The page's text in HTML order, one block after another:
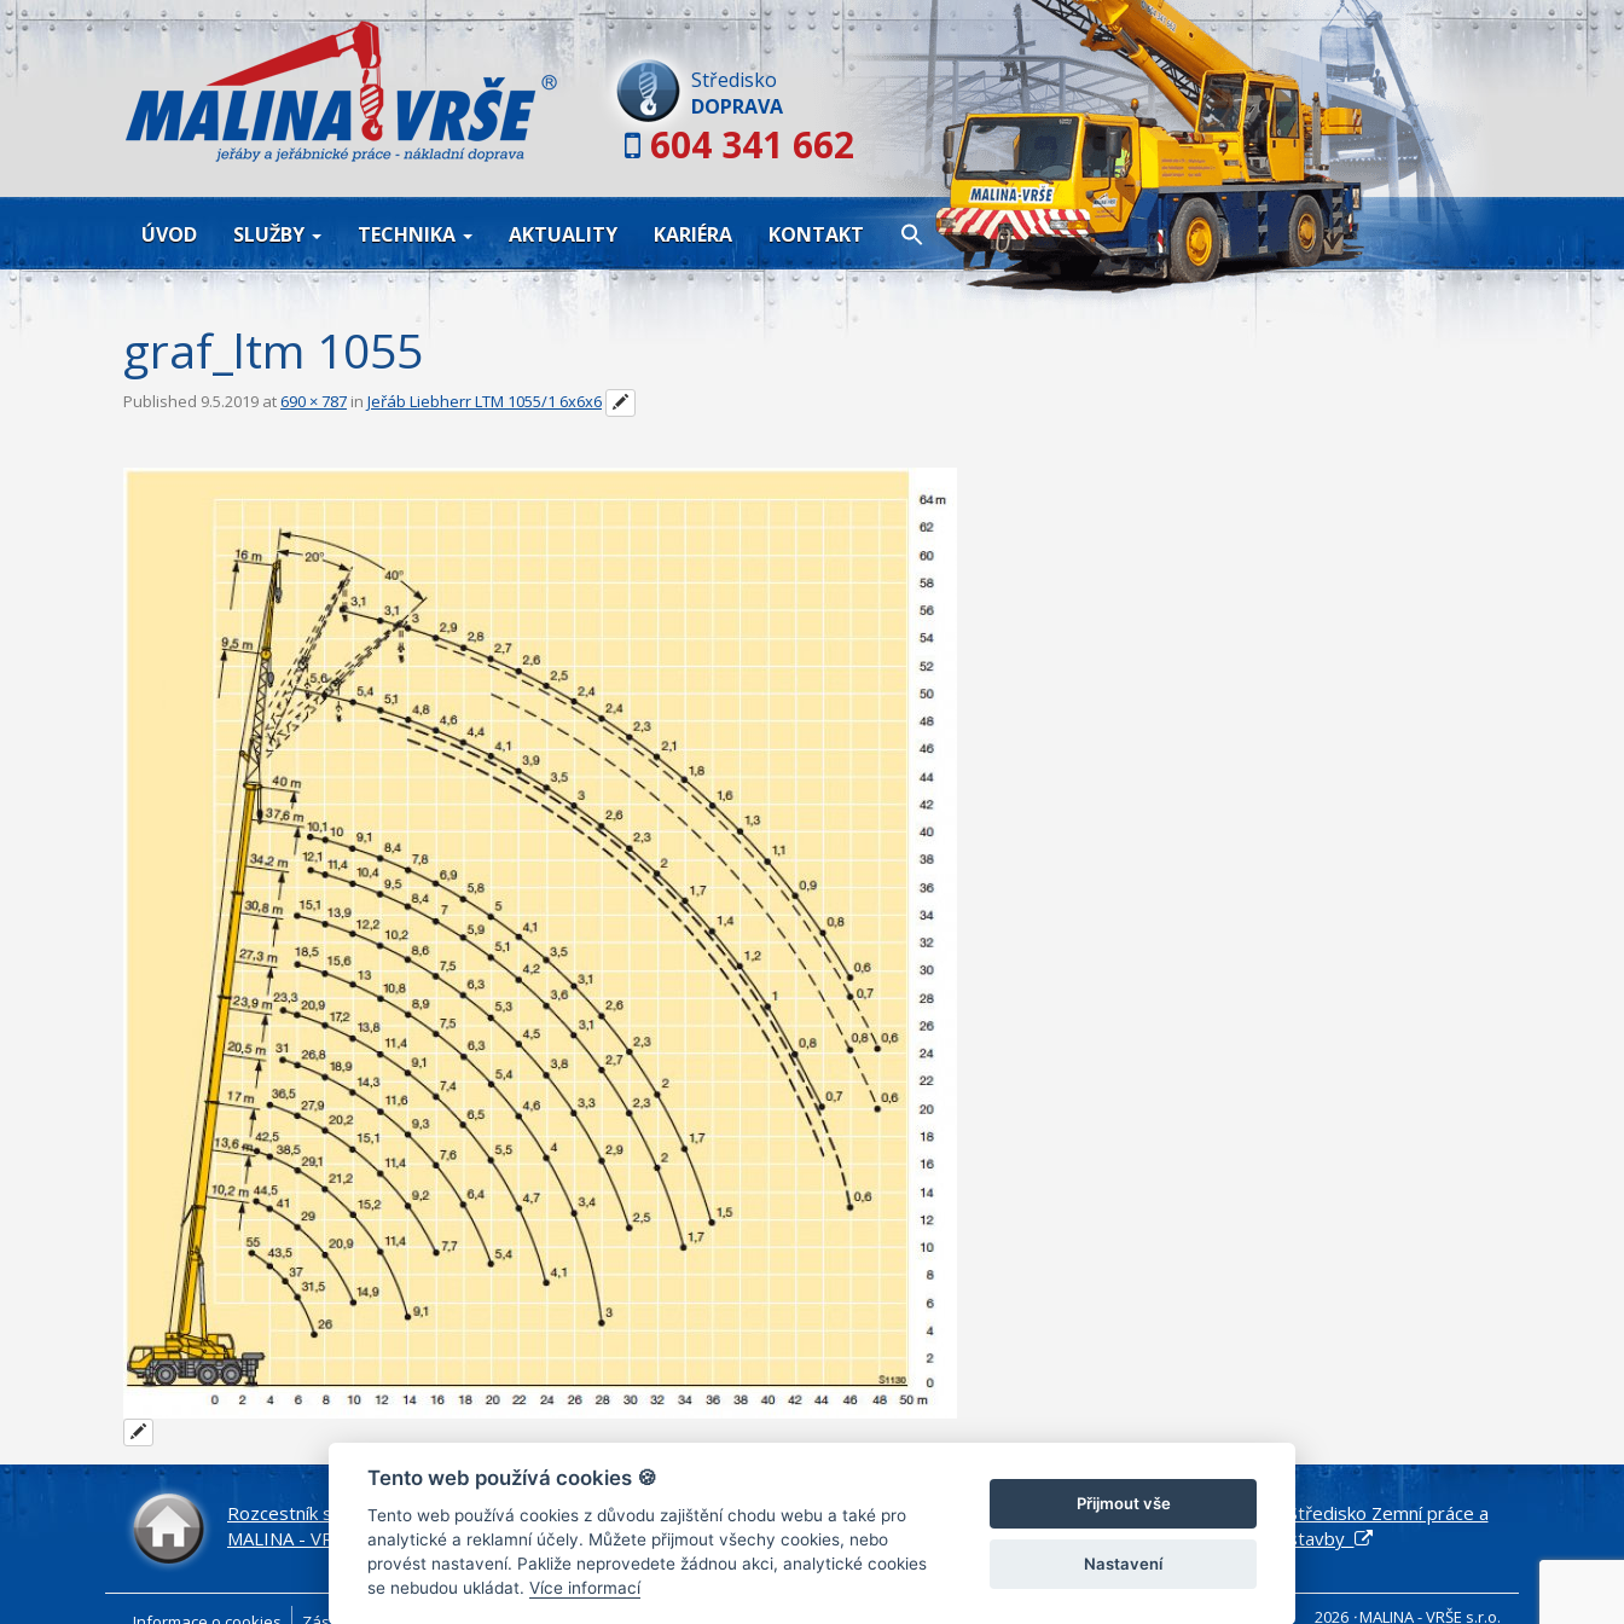
Středisko
DOPRAVA
604 341 662
Skip
to
content
ÚVOD SLUŽBY TECHNIKA AKTUALITY KARIÉRA KONTAKT
graf_ltm 1055
Published 9.5.2019 at690 × 787 in Jeřáb Liebherr LTM 1055/1 6x6x6
Rozcestník středisek
MALINA - VRŠE
Středisko Servis a opravy
nákladních aut
Středisko Náhradní díly
Středisko Zemní práce a
stavby
2026 ·MALINA - VRŠE s.r.o.
Tento web používá cookies 🍪
Tento web používá cookies z důvodu zajištění chodu webu a také pro
analytické a reklamní účely. Můžete přijmout všechy cookies, nebo
provést nastavení. Pakliže neprovedete žádnou akci, analytické cookies
se nebudou ukládat. Více informací
Přijmout vše
Nastavení